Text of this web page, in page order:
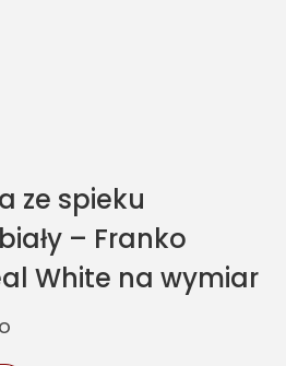
ze spieku
– Franko
White na wymiar